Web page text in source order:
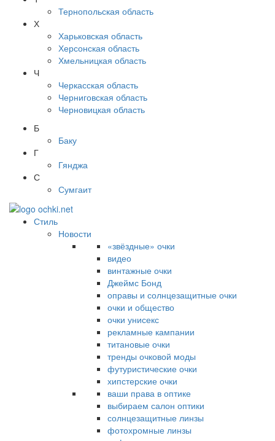
Тернопольская область
Х
Харьковская область
Херсонская область
Хмельницкая область
Ч
Черкасская область
Черниговская область
Черновицкая область
Б
Баку
Г
Гянджа
С
Сумгаит
Стиль
Новости
«звёздные» очки
видео
винтажные очки
Джеймс Бонд
оправы и солнцезащитные очки
очки и общество
очки унисекс
рекламные кампании
титановые очки
тренды очковой моды
футуристические очки
хипстерские очки
ваши права в оптике
выбираем салон оптики
солнцезащитные линзы
фотохромные линзы